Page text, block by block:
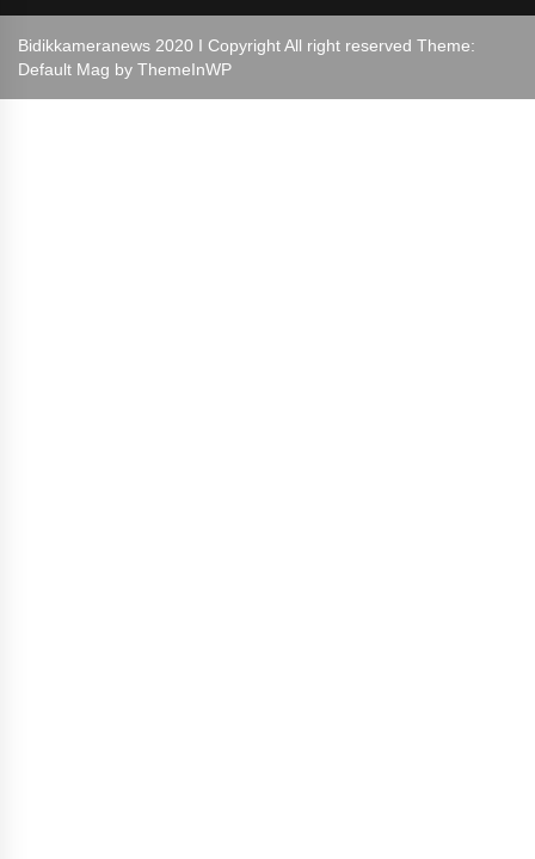
Bidikkameranews 2020 I Copyright All right reserved Theme:
Default Mag by ThemeInWP